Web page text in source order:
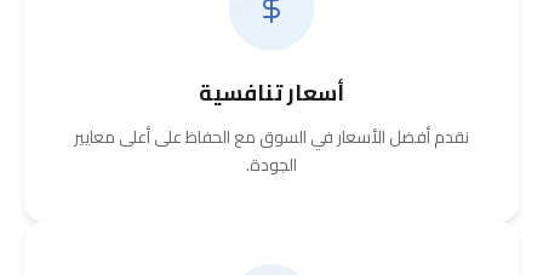
أسعار تنافسية
نقدم أفضل الأسعار في السوق مع الحفاظ على أعلى معايير
الجودة.